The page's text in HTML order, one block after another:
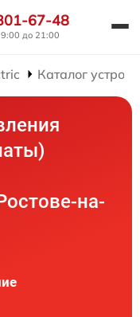
67-48
до 21:00
Каталог
на-